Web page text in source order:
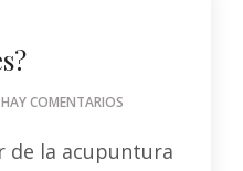
COMENTARIOS
QUÉ
de la acupuntura